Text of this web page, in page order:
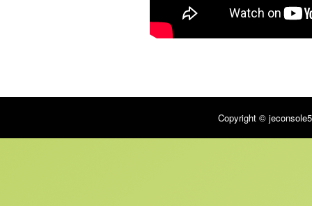
Copyright ©